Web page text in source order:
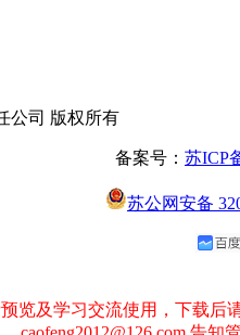
公司 版权所有
备案号： 苏ICP
苏公网安备
览及学习交流使用，下载